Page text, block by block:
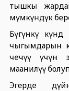
тышкы
мүмкүндүк
Бүгүнкү
чыгымдарын
чечүү үчүн
маанилүү
Эгерде